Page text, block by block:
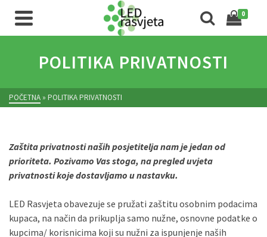
0
POLITIKA PRIVATNOSTI
POČETNA » POLITIKA PRIVATNOSTI
Zaštita privatnosti naših posjetitelja nam je jedan od
prioriteta. Pozivamo Vas stoga, na pregled uvjeta
privatnosti koje dostavljamo u nastavku.
LED Rasvjeta obavezuje se pružati zaštitu osobnim podacima
kupaca, na način da prikuplja samo nužne, osnovne podatke o
kupcima/ korisnicima koji su nužni za ispunjenje naših